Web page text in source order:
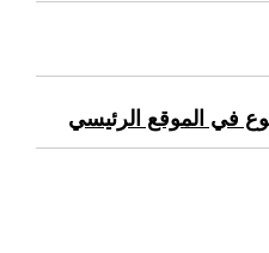
في الموقع الرئيسي